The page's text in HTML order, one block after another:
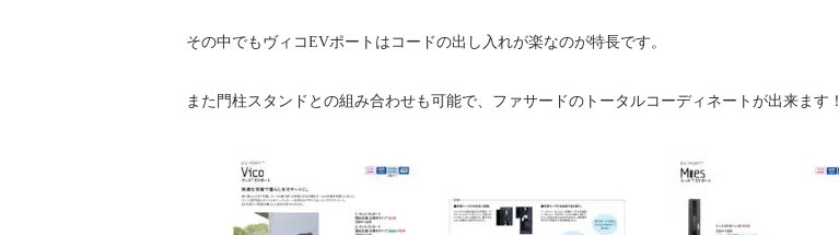
その中でもヴィコEVポートはコードの出し入れが楽なのが特長です。
また門柱スタンドとの組み合わせも可能で、ファサードのトータルコーディネートが出来ます！